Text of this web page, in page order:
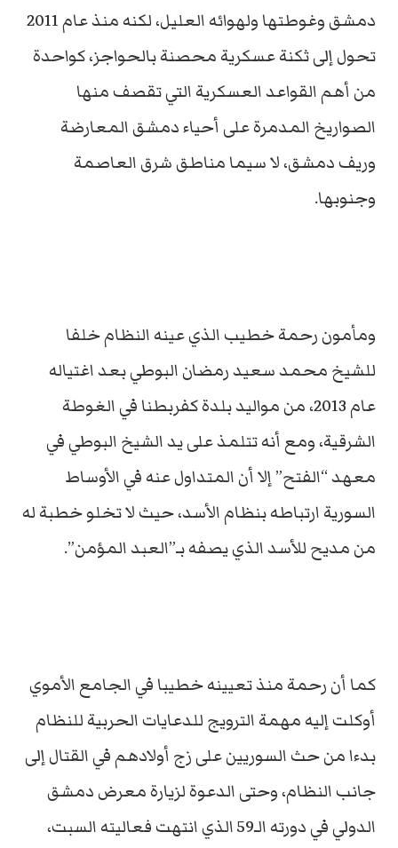
دمشق وغوطتها ولهوائه العليل، لكنه منذ عام 2011
تحول إلى ثكنة عسكرية محصنة بالحواجز، كواحدة
من أهم القواعد العسكرية التي تقصف منها
الصواريخ المدمرة على أحياء دمشق المعارضة
وريف دمشق، لا سيما مناطق شرق العاصمة
وجنوبها.
ومأمون رحمة خطيب الذي عينه النظام خلفا
للشيخ محمد سعيد رمضان البوطي بعد اغتياله
عام 2013، من مواليد بلدة كفربطنا في الغوطة
الشرقية، ومع أنه تتلمذ على يد الشيخ البوطي في
معهد “الفتح” إلا أن المتداول عنه في الأوساط
السورية ارتباطه بنظام الأسد، حيث لا تخلو خطبة له
من مديح للأسد الذي يصفه بـ”العبد المؤمن”.
كما أن رحمة منذ تعيينه خطيبا في الجامع الأموي
أوكلت إليه مهمة الترويج للدعايات الحربية للنظام
بدءا من حث السوريين على زج أولادهم في القتال إلى
جانب النظام، وحتى الدعوة لزيارة معرض دمشق
الدولي في دورته الـ59 الذي انتهت فعاليته السبت،